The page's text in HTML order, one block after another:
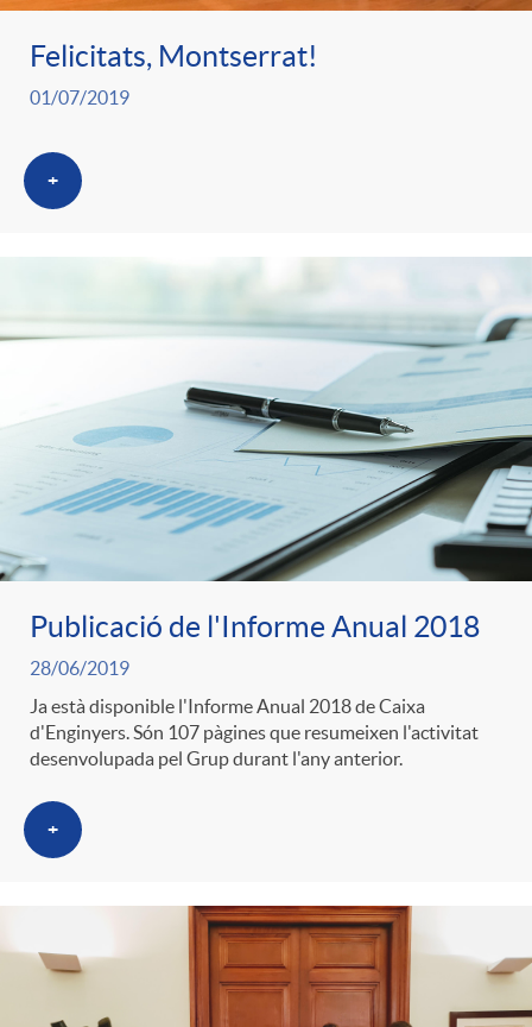
Felicitats, Montserrat!
01/07/2019
+
Publicació de l'Informe Anual 2018
28/06/2019
Ja està disponible l'Informe Anual 2018 de Caixa
d'Enginyers. Són 107 pàgines que resumeixen l'activitat
desenvolupada pel Grup durant l'any anterior.
+